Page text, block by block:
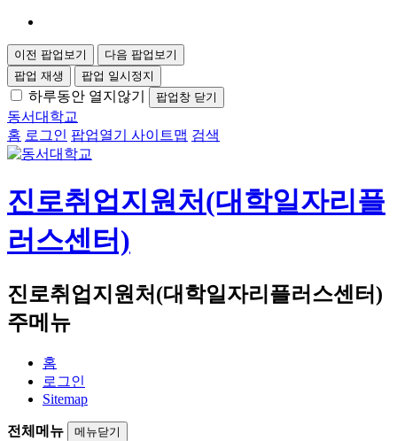
이전 팝업보기
다음 팝업보기
팝업 재생
팝업 일시정지
하루동안 열지않기 팝업창 닫기
동서대학교
홈 로그인 팝업열기 사이트맵 검색
진로취업지원처(대학일자리플
러스센터)
진로취업지원처(대학일자리플러스센터)
주메뉴
홈
로그인
Sitemap
전체메뉴 메뉴닫기